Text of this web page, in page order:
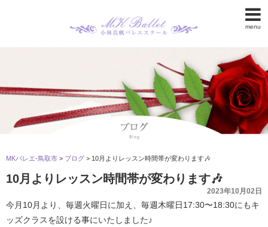
menu
MKバレエ-鳥取市 > ブログ > 10月よりレッスン時間帯が変わります🎶
10月よりレッスン時間帯が変わります🎶
2023年10月02日
今月10月より、毎週火曜日に加え、毎週木曜日17:30〜18:30にもキ
ッズクラスを設ける事にいたしました♪